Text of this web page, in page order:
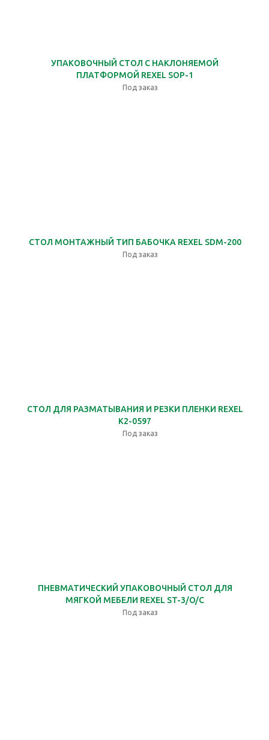
УПАКОВОЧНЫЙ СТОЛ С НАКЛОНЯЕМОЙ
ПЛАТФОРМОЙ REXEL SOP-1
Под заказ
СТОЛ МОНТАЖНЫЙ ТИП БАБОЧКА REXEL SDM-200
Под заказ
СТОЛ ДЛЯ РАЗМАТЫВАНИЯ И РЕЗКИ ПЛЕНКИ REXEL
K2-0597
Под заказ
ПНЕВМАТИЧЕСКИЙ УПАКОВОЧНЫЙ СТОЛ ДЛЯ
МЯГКОЙ МЕБЕЛИ REXEL ST-3/O/C
Под заказ